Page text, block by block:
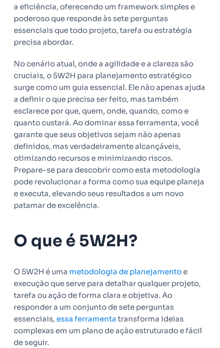
a eficiência, oferecendo um framework simples e
poderoso que responde às sete perguntas
essenciais que todo projeto, tarefa ou estratégia
precisa abordar.
No cenário atual, onde a agilidade e a clareza são
cruciais, o 5W2H para planejamento estratégico
surge como um guia essencial. Ele não apenas ajuda
a definir o que precisa ser feito, mas também
esclarece por que, quem, onde, quando, como e
quanto custará. Ao dominar essa ferramenta, você
garante que seus objetivos sejam não apenas
definidos, mas verdadeiramente alcançáveis,
otimizando recursos e minimizando riscos.
Prepare-se para descobrir como esta metodologia
pode revolucionar a forma como sua equipe planeja
e executa, elevando seus resultados a um novo
patamar de excelência.
O que é 5W2H?
O 5W2H é uma metodologia de planejamentoe
execução que serve para detalhar qualquer projeto,
tarefa ou ação de forma clara e objetiva. Ao
responder a um conjunto de sete perguntas
essenciais, essa ferramenta transforma ideias
complexas em um plano de ação estruturado e fácil
de seguir.